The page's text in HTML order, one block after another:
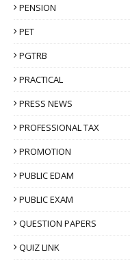
PENSION
PET
PGTRB
PRACTICAL
PRESS NEWS
PROFESSIONAL TAX
PROMOTION
PUBLIC EDAM
PUBLIC EXAM
QUESTION PAPERS
QUIZ LINK